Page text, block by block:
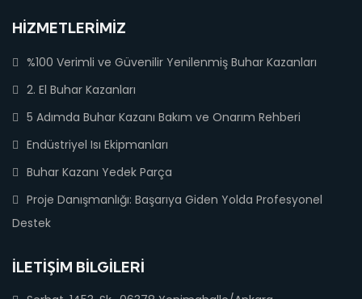
HIZMETLERIMIZ
%100 Verimli ve Güvenilir Yenilenmiş Buhar Kazanları
2. El Buhar Kazanları
5 Adımda Buhar Kazanı Bakım ve Onarım Rehberi
Endüstriyel Isı Ekipmanları
Buhar Kazanı Yedek Parça
Proje Danışmanlığı: Başarıya Giden Yolda Profesyonel
Destek
İLETIŞIM BILGILERI